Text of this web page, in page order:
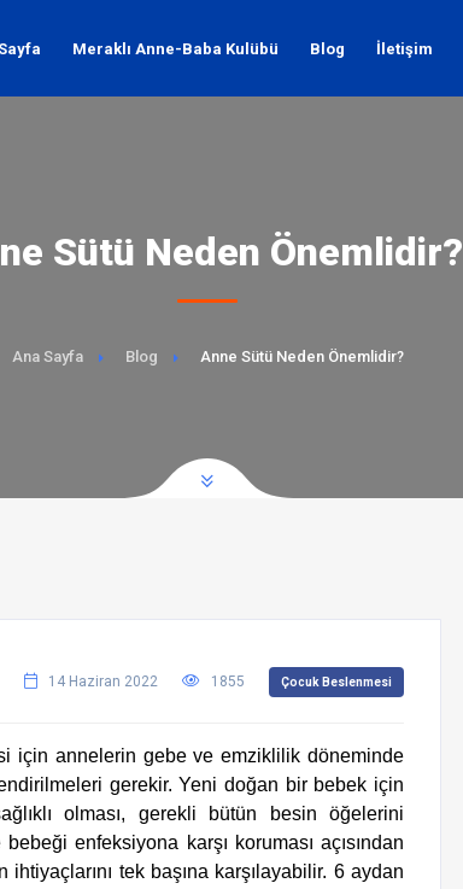
Meraklı Anne-Baba Kulübü Blog İletişim
Sütü Neden Önemlidir?
Ana Sayfa Blog Anne Sütü Neden Önemlidir?
14 Haziran 2022 1855 Çocuk Beslenmesi
için annelerin gebe ve emziklilik döneminde
gerekir. Yeni doğan bir bebek için
olması, gerekli bütün besin öğelerini
enfeksiyona karşı koruması açısından
tek başına karşılayabilir. 6 aydan